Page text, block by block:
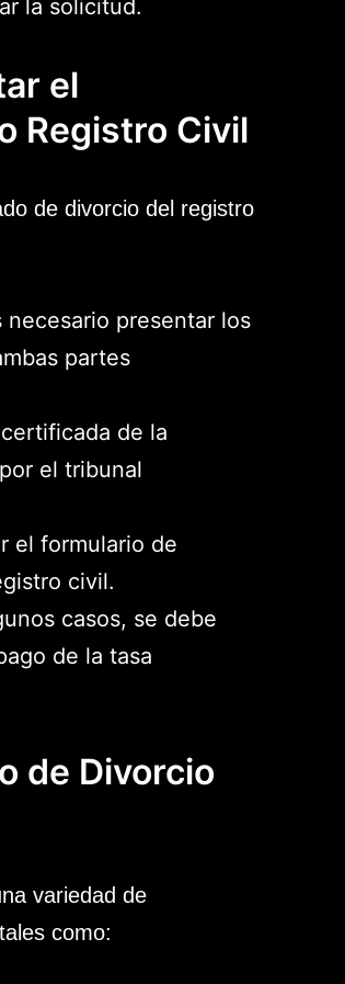
la solicitud.
el
Registro Civil
de divorcio del registro
necesario presentar los
partes
de la
el tribunal
el formulario de
civil.
casos, se debe
de la tasa
de Divorcio
variedad de
como: